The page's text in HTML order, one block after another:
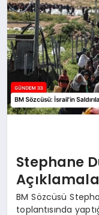
Stephane
BM Sözcüsü
toplantısında